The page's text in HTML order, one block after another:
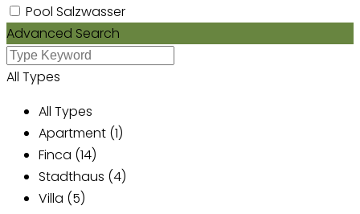
Pool Salzwasser
Advanced Search
All Types
All Types
Apartment (1)
Finca (14)
Stadthaus (4)
Villa (5)